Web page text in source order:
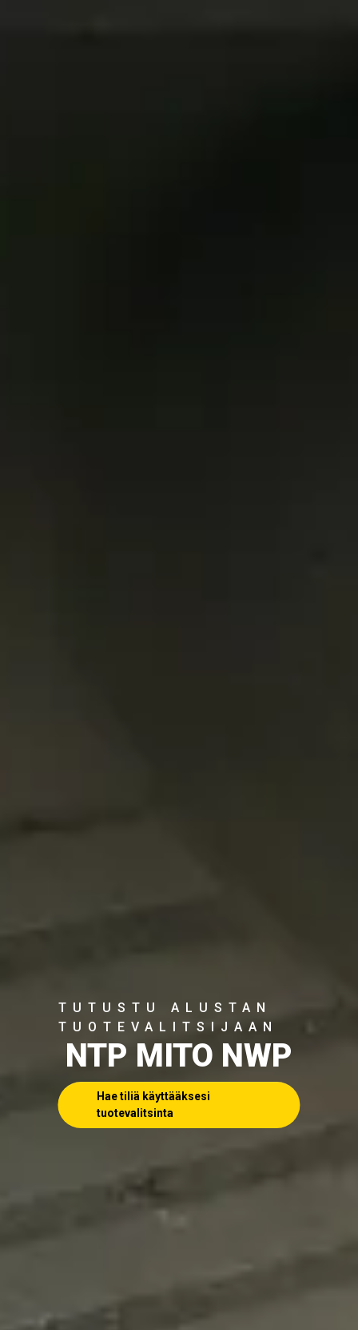
TUTUSTU ALUSTAN
TUOTEVALITSIJAAN
NTP MITO NWP
Hae tiliä käyttääksesi
tuotevalitsinta